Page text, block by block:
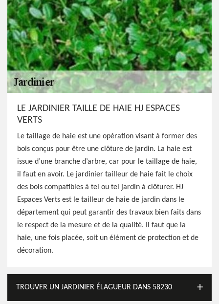
LE JARDINIER TAILLE DE HAIE HJ ESPACES
VERTS
Le taillage de haie est une opération visant à former des
bois conçus pour être une clôture de jardin. La haie est
issue d’une branche d’arbre, car pour le taillage de haie,
il faut en avoir. Le jardinier tailleur de haie fait le choix
des bois compatibles à tel ou tel jardin à clôturer. HJ
Espaces Verts est le tailleur de haie de jardin dans le
département qui peut garantir des travaux bien faits dans
le respect de la mesure et de la qualité. Il faut que la
haie, une fois placée, soit un élément de protection et de
décoration.
TROUVER UN JARDINIER ÉLAGUEUR DANS 58230